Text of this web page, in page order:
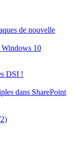
de nouvelle
Windows 10
DSI !
dans SharePoint